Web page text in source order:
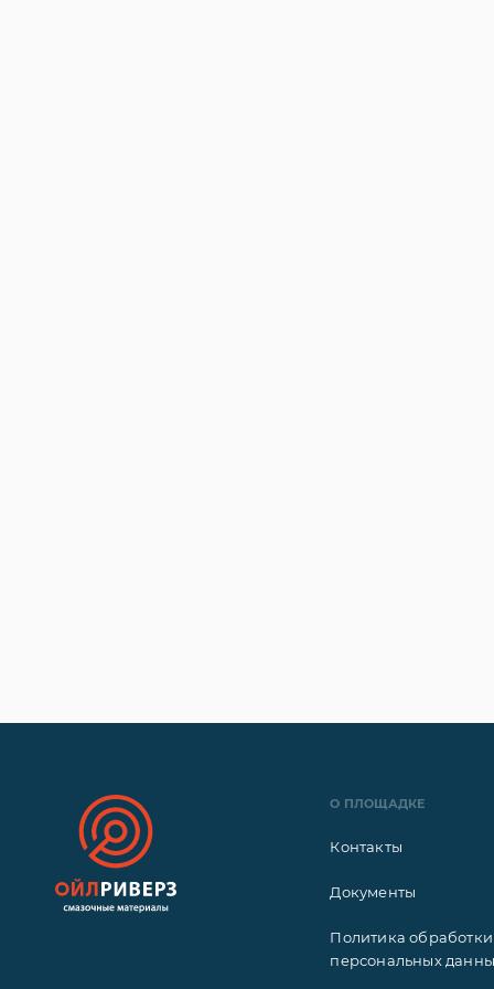
О ПЛОЩАДКЕ
Контакты
Документы
Политика обработки
персональных